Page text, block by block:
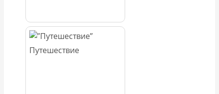
Путешествие